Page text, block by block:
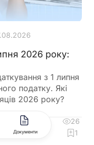
2026 року:
з 1 липня
податку. Які
2026 року?
26
1
Документи